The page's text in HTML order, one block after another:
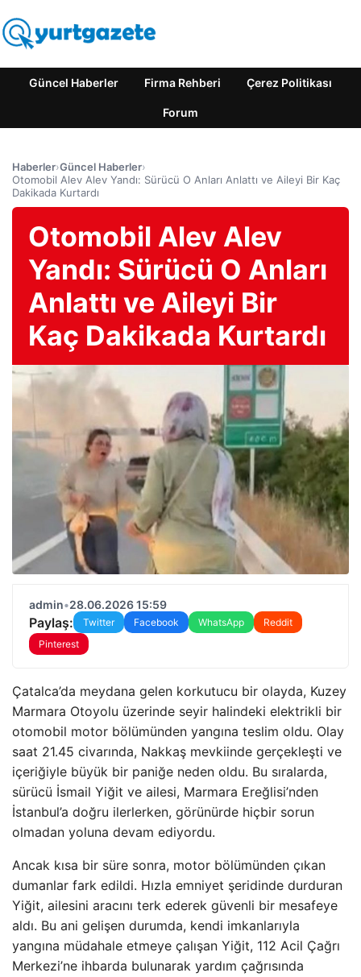
Güncel Haberler Firma Rehberi Çerez Politikası
Forum
Haberler›Güncel Haberler›
Otomobil Alev Alev Yandı: Sürücü O Anları Anlattı ve Aileyi Bir Kaç
Dakikada Kurtardı
Otomobil Alev Alev
Yandı: Sürücü O Anları
Anlattı ve Aileyi Bir
Kaç Dakikada Kurtardı
admin•28.06.2026 15:59
Paylaş: Twitter Facebook WhatsApp
Reddit
Pinterest
Çatalca’da meydana gelen korkutucu bir olayda, Kuzey
Marmara Otoyolu üzerinde seyir halindeki elektrikli bir
otomobil motor bölümünden yangına teslim oldu. Olay
saat 21.45 civarında, Nakkaş mevkiinde gerçekleşti ve
içeriğiyle büyük bir paniğe neden oldu. Bu sıralarda,
sürücü İsmail Yiğit ve ailesi, Marmara Ereğlisi’nden
İstanbul’a doğru ilerlerken, görünürde hiçbir sorun
olmadan yoluna devam ediyordu.
Ancak kısa bir süre sonra, motor bölümünden çıkan
dumanlar fark edildi. Hızla emniyet şeridinde durduran
Yiğit, ailesini aracını terk ederek güvenli bir mesafeye
aldı. Bu ani gelişen durumda, kendi imkanlarıyla
yangına müdahale etmeye çalışan Yiğit, 112 Acil Çağrı
Merkezi’ne ihbarda bulunarak yardım çağrısında